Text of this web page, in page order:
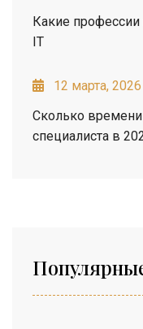
Какие
IT
12 марта, 2026
Сколько времени
специалиста в